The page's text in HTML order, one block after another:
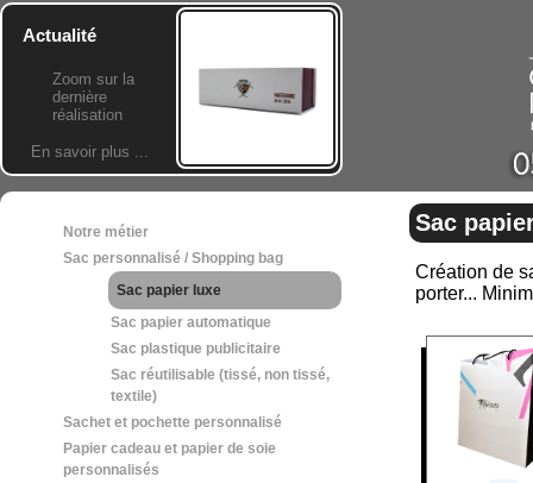
Actualité
Zoom sur la
dernière
réalisation
En savoir plus ...
Notre métier
Sac personnalisé / Shopping bag
Sac papier luxe
Sac papier automatique
Sac plastique publicitaire
Sac réutilisable (tissé, non tissé,
textile)
Sachet et pochette personnalisé
Papier cadeau et papier de soie
personnalisés
Sac
Création de
porter...